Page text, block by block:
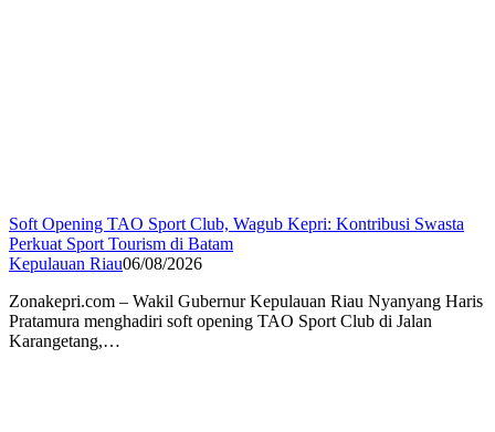
Soft Opening TAO Sport Club, Wagub Kepri: Kontribusi Swasta
Perkuat Sport Tourism di Batam
Kepulauan Riau06/08/2026
Zonakepri.com – Wakil Gubernur Kepulauan Riau Nyanyang Haris
Pratamura menghadiri soft opening TAO Sport Club di Jalan
Karangetang,…